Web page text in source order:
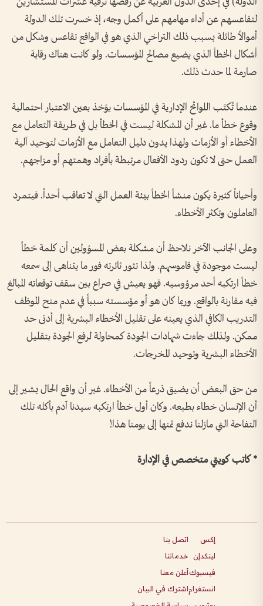
لتقاعسهم عن أداء مهامهم على أكمل وجه، إذ خسرت تلك الدولة
أموالاً طائلة بسبب ذلك التراخي الذي هو في الواقع تقاعس وشكل من
أشكال الخطأ الذي يضيع مصالح المؤسسات. ولو كانت هناك رقابة
صارمة لما حدث ذلك.
عندما تُكتَب اللوائح الإدارية في المؤسسات يؤخذ بعين الاعتبار احتمالية
وقوع خطأ ما. غير أن المشكلة ليست في الخطأ بل في طريقة التعامل مع
الأخطاء أو الأزمات ولهذا يدون دليل التعامل مع الأزمات لتوحيد آلية
العمل حتى لا تكون ردود الأفعال مرتبطة بأفراد وهمتهم أو مزاجهم.
وأحياناً كثيرة يكون منشأ الخطأ بيئة العمل التي لا تعاقب أحداً. فيتمرد
العاملون وتكثر الأخطاء.
‏وعلى الجانب الآخر نلاحظ أن مشكلة بعض المسؤولين أن كلمة خطأ
ليست موجودة في قاموسهم. ولذا تثور ثائرته فور ما يتناهى إلى سمعه
خطأ ارتكبه أحد مرؤوسيه. فهو يعيش في صراع بين سقف توقعاته المبالغ
فيه مقارنة بالواقع. وربما كان هو أو مؤسسته سبباً في عدم منح الموظف
التدريب الكافي الذي يعينه على تقليل الأخطاء البشرية إلى أدنى حد
ممكن. ولذلك جاءت شهادات الجودة كمحاولة لرفع الجودة بتقليل
الأخطاء البشرية وتوحيد المخرجات.
‏من حق البعض أن يضيق ذرعاً من الأخطاء. غير أن واقع الحال يشير إلى
أن الإنسان خطاء بطبعه. وكان أول خطأ ارتكبه سيدنا آدم بأكله تلك
التفاحة التي مازلنا ندفع ثمنها إلى يومنا هذا!
* كاتب كويتي متخصص في الإدارة
إكس
لينكدإن
فيسبوك
انستغرام
اتصل بنا
خدماتنا
أعلن معنا
اشترك في البيان